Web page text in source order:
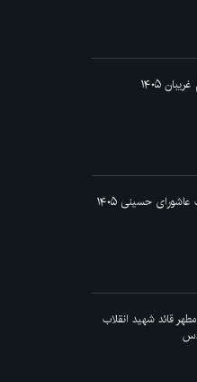
۱۴۰۵
حسینی ۱۴۰۵
قائد شهید انقلاب